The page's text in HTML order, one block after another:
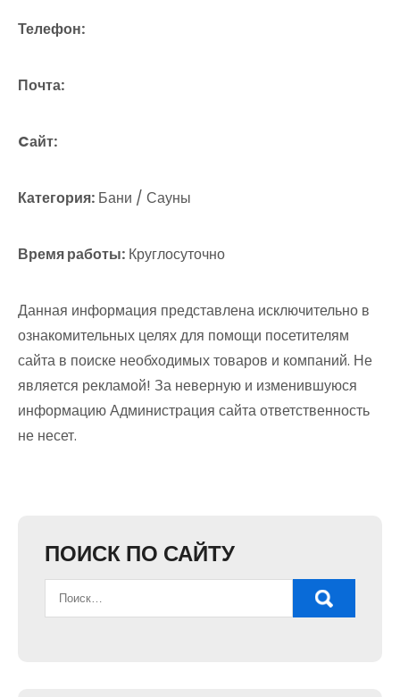
Телефон:
Почта:
Cайт:
Категория: Бани / Сауны
Время работы: Круглосуточно
Данная информация представлена исключительно в
ознакомительных целях для помощи посетителям
сайта в поиске необходимых товаров и компаний. Не
является рекламой! За неверную и изменившуюся
информацию Администрация сайта ответственность
не несет.
ПОИСК ПО САЙТУ